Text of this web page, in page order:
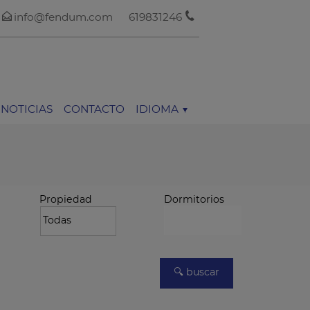
619831246
info@fendum.com
NOTICIAS CONTACTO IDIOMA
Propiedad Dormitorios